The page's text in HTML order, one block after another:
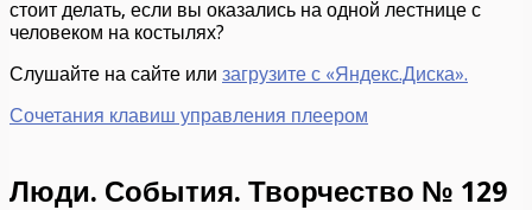
стоит делать, если вы оказались на одной лестнице с
человеком на костылях?
Слушайте на сайте или загрузите с «Яндекс.Диска».
Сочетания клавиш управления плеером
Люди. События. Творчество № 129